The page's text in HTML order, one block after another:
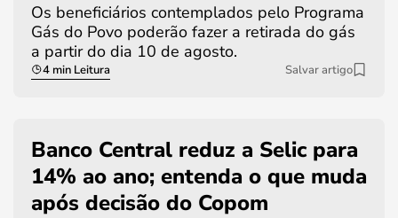
Os beneficiários contemplados pelo Programa
Gás do Povo poderão fazer a retirada do gás
a partir do dia 10 de agosto.
4 min Leitura Salvar artigo
Banco Central reduz a Selic para
14% ao ano; entenda o que muda
após decisão do Copom